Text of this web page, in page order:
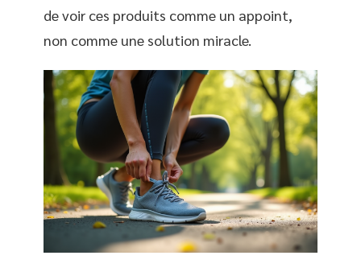
de voir ces produits comme un appoint,
non comme une solution miracle.